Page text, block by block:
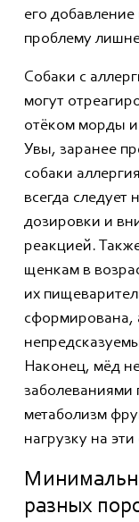
его
проблему
Собаки с
могут
отёком морды
Увы, заранее
собаки
всегда следует
дозировки и
реакцией.
щенкам в
их
сформирована,
Наконец, мёд
заболеваниями
метаболизм
нагрузку на
разных